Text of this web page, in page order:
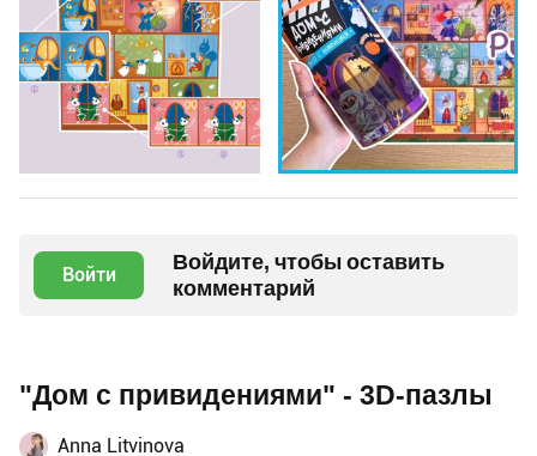
Войти
Войдите, чтобы оставить
комментарий
"Дом с привидениями" - 3D-пазлы
Anna Litvinova